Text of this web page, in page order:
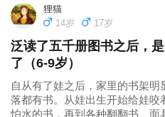
狸猫
14岁
17岁
泛读了五千册图书之后，
了（6-9岁）
自从有了娃之后，家里的书架明
落都有书。从娃出生开始给娃咬
怕水的书，再到各种翻翻书、